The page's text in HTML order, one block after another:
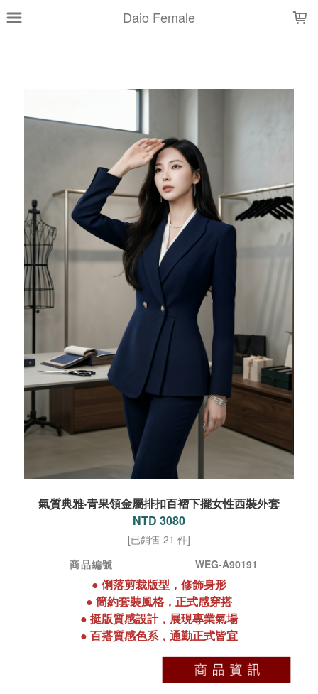
Daio Female
氣質典雅‧青果領金屬排扣百褶下擺女性西裝外套
NTD 3080
[已銷售 21 件]
商品編號
WEG-A90191
● 俐落剪裁版型，修飾身形
● 簡約套裝風格，正式感穿搭
● 挺版質感設計，展現專業氣場
● 百搭質感色系，通勤正式皆宜